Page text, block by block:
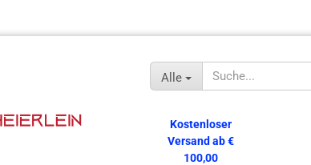
Alle
Kostenloser
Versand ab €
100,00